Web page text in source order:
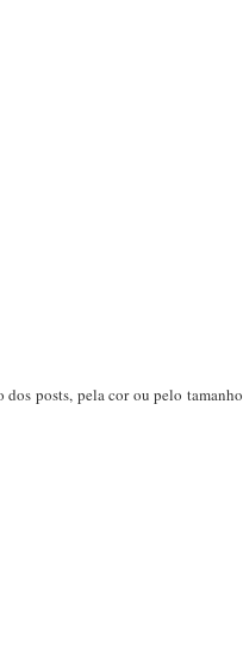
posts, pela cor ou pelo tamanho